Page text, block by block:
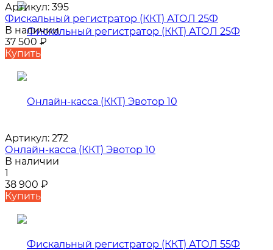
Артикул: 395
Фискальный регистратор (ККТ) АТОЛ 25Ф
В наличии
37 500 ₽
Купить
Артикул: 272
Онлайн-касса (ККТ) Эвотор 10
В наличии
1
38 900 ₽
Купить